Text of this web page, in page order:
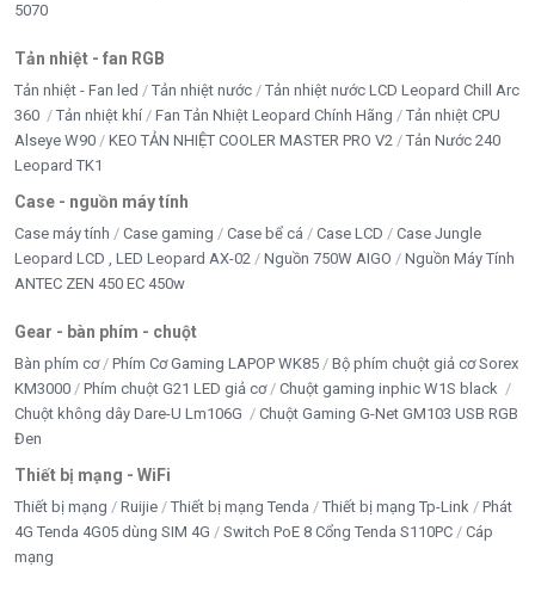
5070
Tản nhiệt - fan RGB
Tản nhiệt - Fan led Tản nhiệt nước
Tản nhiệt nước LCD Leopard Chill Arc
360
Tản nhiệt khí Fan Tản Nhiệt Leopard Chính Hãng
Tản nhiệt CPU
Alseye W90
KEO TẢN NHIỆT COOLER MASTER PRO V2
Tản Nước 240
Leopard TK1
Case - nguồn máy tính
Case máy tính Case gaming Case bể cá Case LCD
Case Jungle
Leopard LCD , LED Leopard AX-02
Nguồn 750W AIGO
Nguồn Máy Tính
ANTEC ZEN 450 EC 450w
Gear - bàn phím - chuột
Bàn phím cơ Phím Cơ Gaming LAPOP WK85
Bộ phím chuột giả cơ Sorex
KM3000
Phím chuột G21 LED giả cơ
Chuột gaming inphic W1S black
Chuột không dây Dare-U Lm106G
Chuột Gaming G-Net GM103 USB RGB
Đen
Thiết bị mạng - WiFi
Thiết bị mạng Ruijie Thiết bị mạng Tenda Thiết bị mạng Tp-Link
Phát
4G Tenda 4G05 dùng SIM 4G
Switch PoE 8 Cổng Tenda S110PC
Cáp
mạng